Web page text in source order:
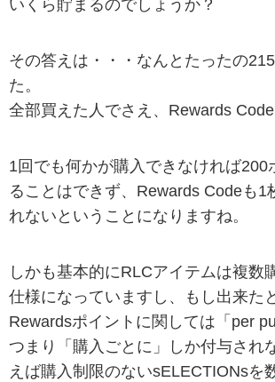
いくら貯まるのでしょうか？
その答えは・・・なんとたったの
た。
全部買えた人でさえ、Rewards Code
1回でも何かが購入できなければ200
ることはできず、Rewards Codeも1
れないということになりますね。
しかも基本的にRLCアイテムは複数
仕様になっていますし、もし出来た
Rewardsポイントに関しては「per
つまり「購入ごとに」しか付与され
えば購入制限のないsELECTIONsを